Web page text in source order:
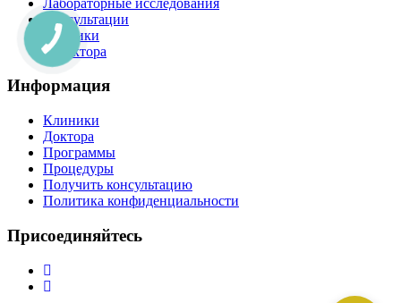
Консультации
Клиники
Доктора
Информация
Клиники
Доктора
Программы
Процедуры
Получить консультацию
Политика конфиденциальности
Присоединяйтесь